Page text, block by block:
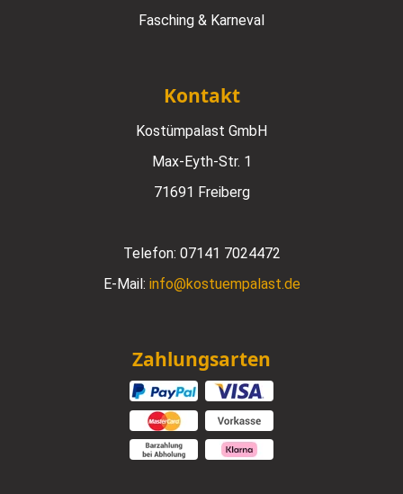
Fasching & Karneval
Kontakt
Kostümpalast GmbH
Max-Eyth-Str. 1
71691 Freiberg
Telefon: 07141 7024472
E-Mail: info@kostuempalast.de
Zahlungsarten